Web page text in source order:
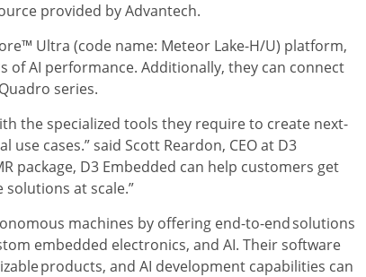
provided by Advantech.
Ultra (code name: Meteor Lake-H/U) platform,
of AI performance. Additionally, they can connect
series.
the specialized tools they require to create next-
use cases.” said Scott Reardon, CEO at D3
package, D3 Embedded can help customers get
at scale.”
machines by offering end-to-end solutions
embedded electronics, and AI. Their software
products, and AI development capabilities can